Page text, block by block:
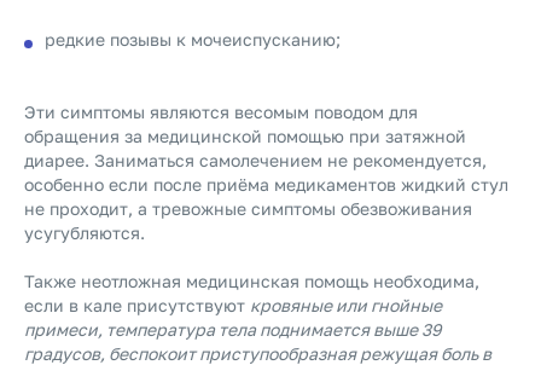
редкие позывы к мочеиспусканию;
Эти симптомы являются весомым поводом для
обращения за медицинской помощью при затяжной
диарее. Заниматься самолечением не рекомендуется,
особенно если после приёма медикаментов жидкий стул
не проходит, а тревожные симптомы обезвоживания
усугубляются.
Также неотложная медицинская помощь необходима,
если в кале присутствуют кровяные или гнойные
примеси, температура тела поднимается выше 39
градусов, беспокоит приступообразная режущая боль в